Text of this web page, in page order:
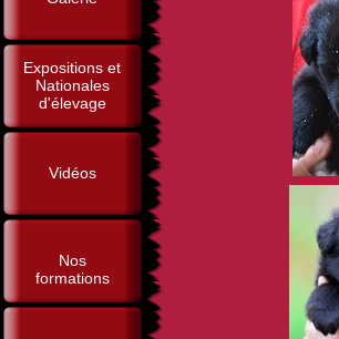
Expositions et
Nationales
d'élevage
Vidéos
Nos
formations